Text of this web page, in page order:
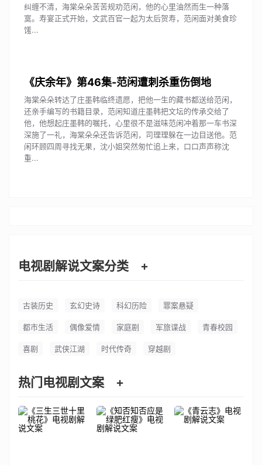
纠缠不清，海棠朵朵苦苦规劝范闲，他的心里油然而生一种落
寞。寿宴正式开始，文武百官一起为太后贺寿，范闲面对美食珍
馐...
《庆余年》第46集-范闲遭刺杀重伤倒地
海棠朵朵转达了庄墨韩临终遗愿，把他一生的藏书都送给范闲，
还亲手编写的书籍目录，范闲知道庄墨韩把文坛的传承交给了
他，他想起庄墨韩的嘱托，心里很不是滋味范闲冲着那一车书深
深施了一礼，海棠朵朵还告诉范闲，司理理躲在一边目送他。范
闲环顾四周寻找无果，沈小姐突然匆忙追上来，口口声声称沈
重...
电视剧解说文案分类 +
古装历史 玄幻史诗 科幻历险 罪案悬疑
都市生活 偶像爱情 家庭剧 军旅谍战 青春校园
喜剧 武侠江湖 时代传奇 穿越剧
热门电视剧文案 +